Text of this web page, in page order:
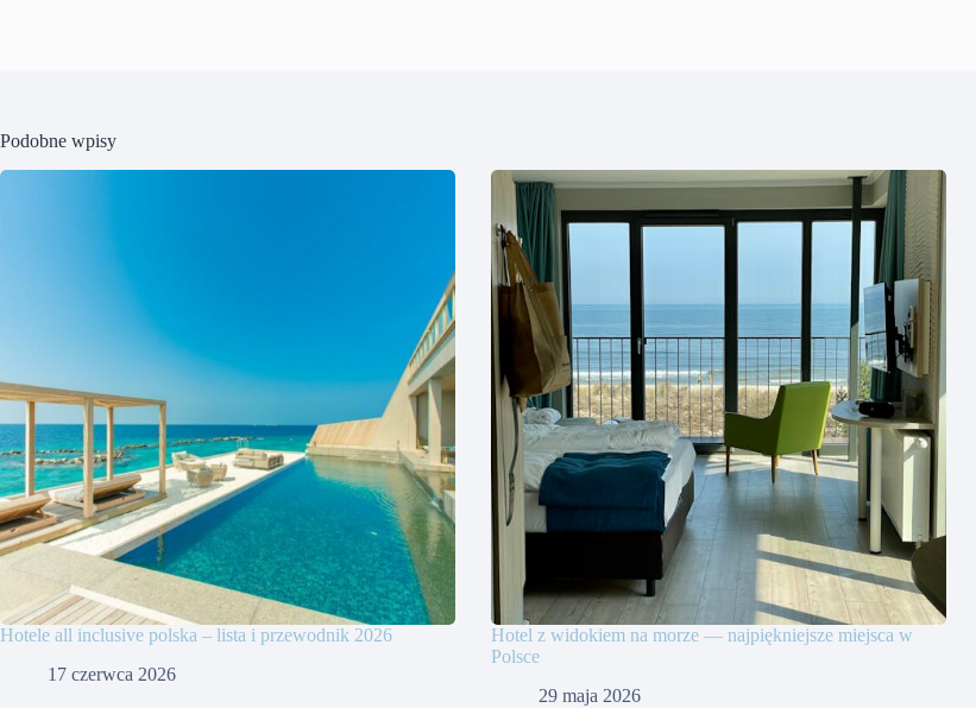
Podobne wpisy
Hotele all inclusive polska – lista i przewodnik 2026
17 czerwca 2026
Hotel z widokiem na morze — najpiękniejsze miejsca w
Polsce
29 maja 2026